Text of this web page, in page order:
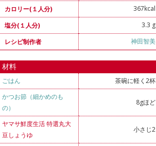
カロリー(１人分)
367kcal
塩分(１人分)
3.3 g
レシピ制作者
神田智美
材料
ごはん
茶碗に軽く2杯
かつお節（細かめのも
の）
8gほど
ヤマサ鮮度生活 特選丸大
豆しょうゆ
小さじ2